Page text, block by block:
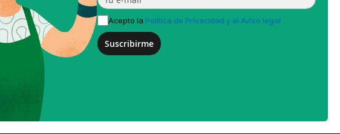
Acepto la Política de Privacidad y el Aviso legal
Suscribirme